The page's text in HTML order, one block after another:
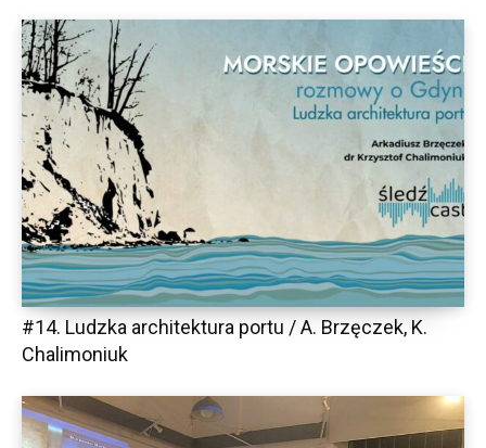
#14. Ludzka architektura portu / A. Brzęczek, K.
Chalimoniuk